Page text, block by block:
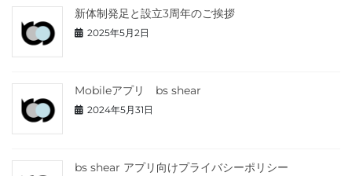
新体制発足と設立3周年のご挨拶
2025年5月2日
Mobileアプリ bs shear
2024年5月31日
bs shear アプリ向けプライバシーポリシー